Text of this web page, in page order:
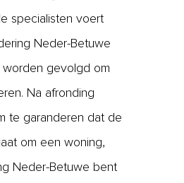
specialisten voert
Neder-Betuwe
worden gevolgd om
Na afronding
te garanderen dat de
om een woning,
Neder-Betuwe bent